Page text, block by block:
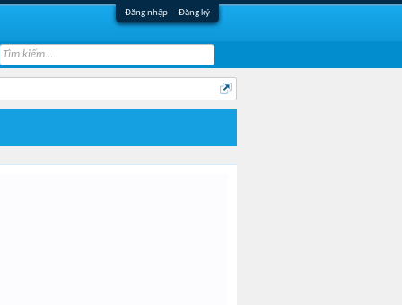
Đăng nhập Đăng ký